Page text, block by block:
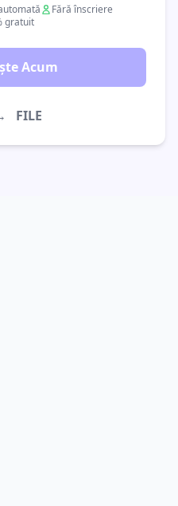
Fără înscriere
gratuit
Acum
FILE